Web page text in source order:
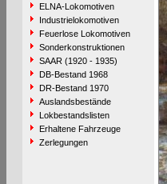
ELNA-Lokomotiven
Industrielokomotiven
Feuerlose Lokomotiven
Sonderkonstruktionen
SAAR (1920 - 1935)
DB-Bestand 1968
DR-Bestand 1970
Auslandsbestände
Lokbestandslisten
Erhaltene Fahrzeuge
Zerlegungen